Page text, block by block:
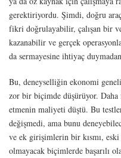
gerektiriyordu. Şimdi, doğru
fikri doğrulayabilir, çalışan bir
kazanabilir ve gerçek
da sermayesine ihtiyaç
Bu, deneyselliğin ekonomi
zor bir biçimde düşürüyor.
etmenin maliyeti düştü. Bu
değişmedi, ama bunu
ve ek girişimlerin bir kısmı, eski
olmayacak biçimlerde başarılı